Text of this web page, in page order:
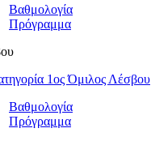
Βαθμολογία
Πρόγραμμα
1ος Όμιλος Λέσβου
Βαθμολογία
Πρόγραμμα